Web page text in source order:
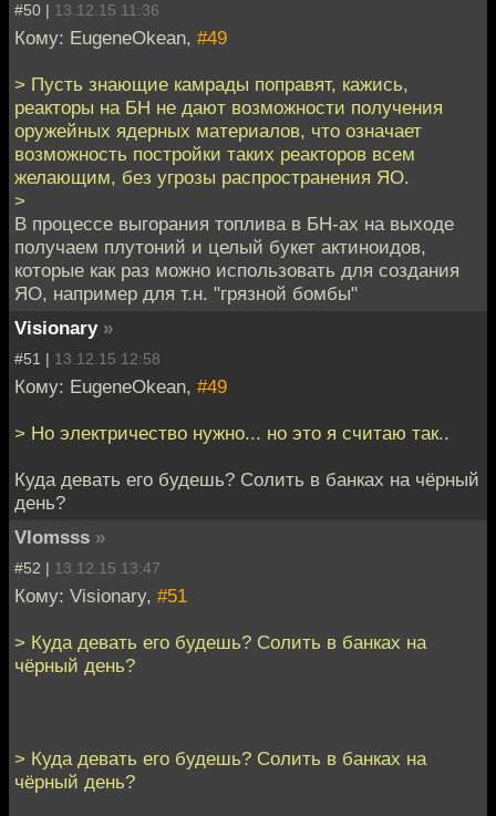
#50 | 13.12.15 11:36
Кому: EugeneOkean, #49
> Пусть знающие камрады поправят, кажись,
реакторы на БН не дают возможности получения
оружейных ядерных материалов, что означает
возможность постройки таких реакторов всем
желающим, без угрозы распространения ЯО.
>
В процессе выгорания топлива в БН-ах на выходе
получаем плутоний и целый букет актиноидов,
которые как раз можно использовать для создания
ЯО, например для т.н. "грязной бомбы"
Visionary »
#51 | 13.12.15 12:58
Кому: EugeneOkean, #49
> Но электричество нужно... но это я считаю так..
Куда девать его будешь? Солить в банках на чёрный
день?
Vlomsss »
#52 | 13.12.15 13:47
Кому: Visionary, #51
> Куда девать его будешь? Солить в банках на
чёрный день?
> Куда девать его будешь? Солить в банках на
чёрный день?